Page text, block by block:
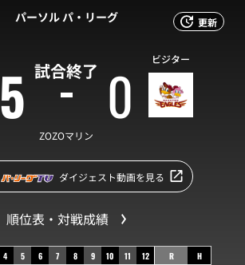
更新
パーソル パ・リーグ
試合終了
5 0 ビジター
ZOZOマリン
ダイジェスト動画を見る
順位表・対戦成績
4 5 6 7 8 9 10 11 12 R H